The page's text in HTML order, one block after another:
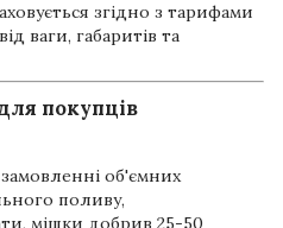
згідно з тарифами
ваги, габаритів та
покупців
об'ємних
поливу,
мішки добрив 25-50